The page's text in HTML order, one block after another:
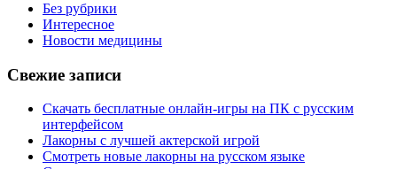
Без рубрики
Интересное
Новости медицины
Свежие записи
Скачать бесплатные онлайн-игры на ПК с русским
интерфейсом
Лакорны с лучшей актерской игрой
Смотреть новые лакорны на русском языке